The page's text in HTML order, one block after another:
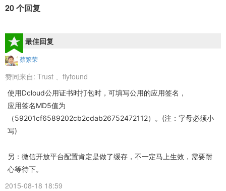
20 个回复
最佳回复
蔡繁荣
赞同来自: Trust 、 flyfound
使用Dcloud公用证书时打包时，可填写公用的应用签名，
应用签名MD5值为
（59201cf6589202cb2cdab26752472112）。(注：字母必须小
写)
另：微信开放平台配置肯定是做了缓存，不一定马上生效，需要耐
心等待下。
2015-08-18 18:59